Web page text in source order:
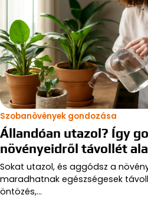
Szobanövények gondozása
Állandóan utazol? Így
növényeidről távollét
Sokat utazol, és aggódsz a
maradhatnak egészségesek
öntözés,…